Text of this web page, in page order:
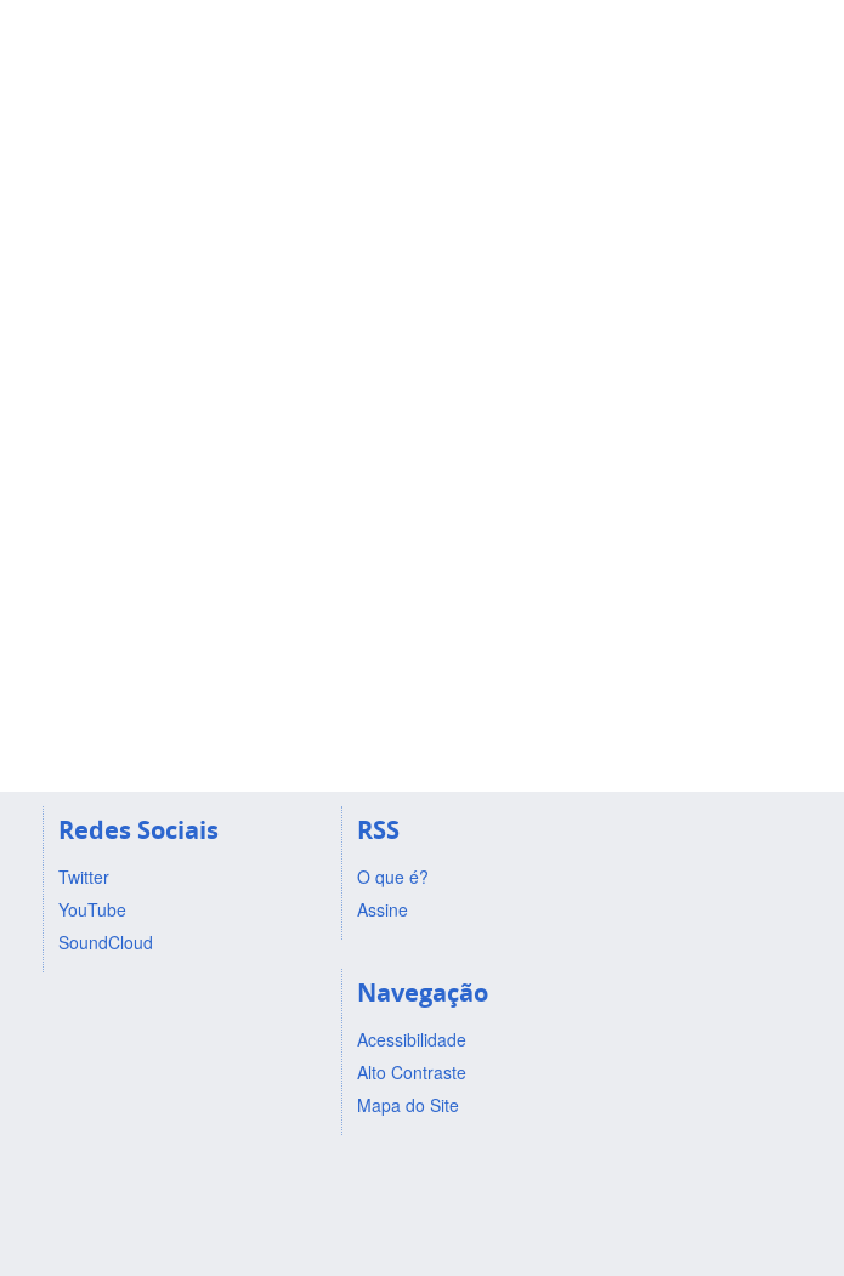
Redes Sociais
Twitter
YouTube
SoundCloud
RSS
O que é?
Assine
Navegação
Acessibilidade
Alto Contraste
Mapa do Site